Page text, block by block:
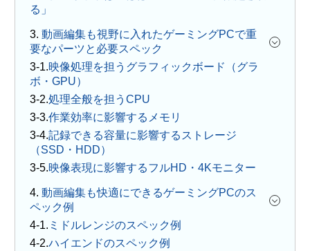
る」
3. 動画編集も視野に入れたゲーミングPCで重
要なパーツと必要スペック
映像処理を担うグラフィックボード（グラ
ボ・GPU）
処理全般を担うCPU
作業効率に影響するメモリ
記録できる容量に影響するストレージ
（SSD・HDD）
映像表現に影響するフルHD・4Kモニター
4. 動画編集も快適にできるゲーミングPCのス
ペック例
ミドルレンジのスペック例
ハイエンドのスペック例